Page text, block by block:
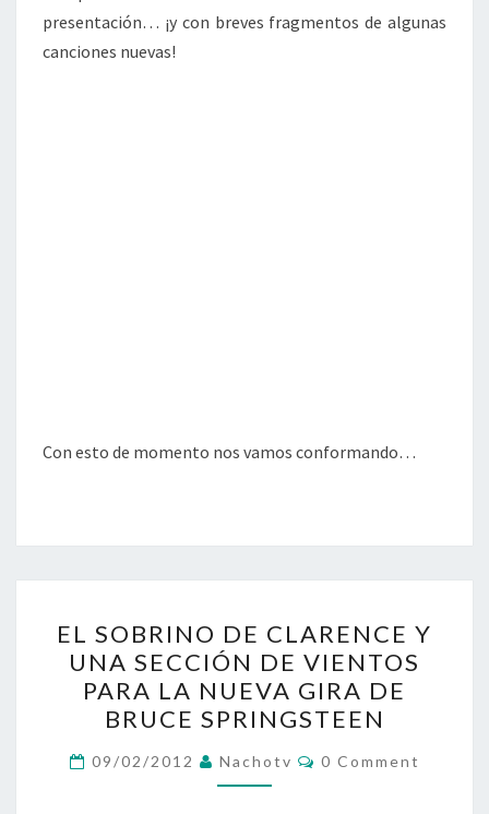
presentación… ¡y con breves fragmentos de algunas
canciones nuevas!
Con esto de momento nos vamos conformando…
SOBRINO
DE
CLARENCE
Y
UNA
SECCIÓN
EL SOBRINO DE CLARENCE Y
UNA SECCIÓN DE VIENTOS
PARA LA NUEVA GIRA DE
BRUCE SPRINGSTEEN
09/02/2012 Nachotv Comments
0 Comment